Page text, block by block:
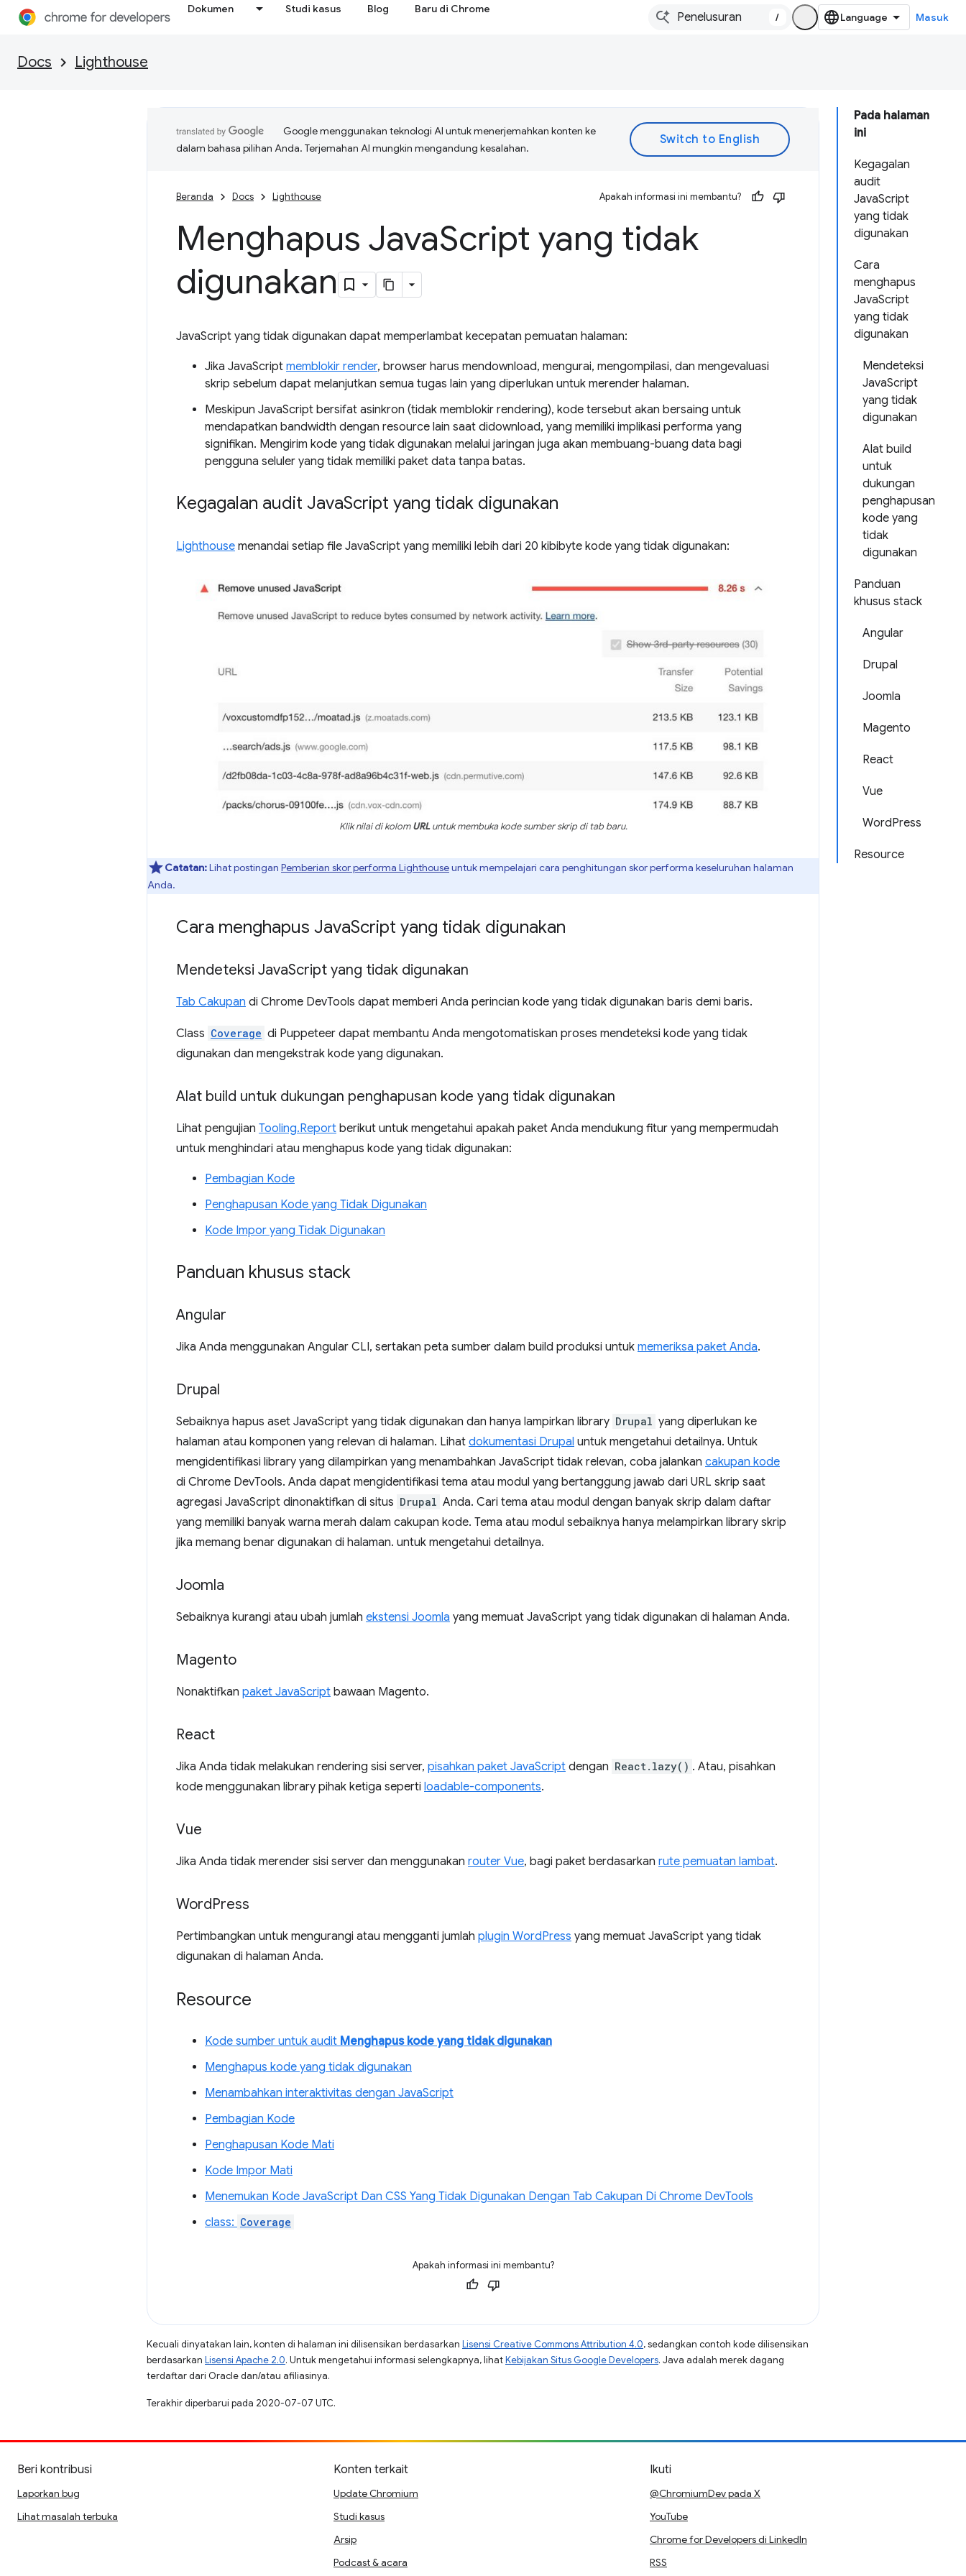
Dokumen Studi kasus Blog Baru di Chrome
/ Masuk
Docs Lighthouse
Pada halaman
ini
Kegagalan
audit
JavaScript
yang tidak
digunakan
Cara
menghapus
JavaScript
yang tidak
digunakan
Mendeteksi
JavaScript
yang tidak
digunakan
Alat build
untuk
dukungan
penghapusan
kode yang
tidak
digunakan
Panduan
khusus stack
Angular
Drupal
Joomla
Magento
React
Vue
WordPress
Resource
Google menggunakan teknologi AI untuk menerjemahkan konten ke
dalam bahasa pilihan Anda. Terjemahan AI mungkin mengandung kesalahan.
Beranda Docs Lighthouse Apakah informasi ini membantu?
Menghapus JavaScript yang tidak
digunakan
JavaScript yang tidak digunakan dapat memperlambat kecepatan pemuatan halaman:
Jika JavaScript memblokir render, browser harus mendownload, mengurai, mengompilasi, dan mengevaluasi
skrip sebelum dapat melanjutkan semua tugas lain yang diperlukan untuk merender halaman.
Meskipun JavaScript bersifat asinkron (tidak memblokir rendering), kode tersebut akan bersaing untuk
mendapatkan bandwidth dengan resource lain saat didownload, yang memiliki implikasi performa yang
signifikan. Mengirim kode yang tidak digunakan melalui jaringan juga akan membuang-buang data bagi
pengguna seluler yang tidak memiliki paket data tanpa batas.
Kegagalan audit JavaScript yang tidak digunakan
Lighthouse menandai setiap file JavaScript yang memiliki lebih dari 20 kibibyte kode yang tidak digunakan:
Klik nilai di kolomURLuntuk membuka kode sumber skrip di tab baru.
Catatan:Lihat postingan Pemberian skor performa Lighthouseuntuk mempelajari cara penghitungan skor performa keseluruhan halaman
Anda.
Cara menghapus JavaScript yang tidak digunakan
Mendeteksi JavaScript yang tidak digunakan
Tab Cakupan di Chrome DevTools dapat memberi Anda perincian kode yang tidak digunakan baris demi baris.
Class Coverage di Puppeteer dapat membantu Anda mengotomatiskan proses mendeteksi kode yang tidak
digunakan dan mengekstrak kode yang digunakan.
Alat build untuk dukungan penghapusan kode yang tidak digunakan
Lihat pengujian Tooling.Report berikut untuk mengetahui apakah paket Anda mendukung fitur yang mempermudah
untuk menghindari atau menghapus kode yang tidak digunakan:
Pembagian Kode
Penghapusan Kode yang Tidak Digunakan
Kode Impor yang Tidak Digunakan
Panduan khusus stack
Angular
Jika Anda menggunakan Angular CLI, sertakan peta sumber dalam build produksi untuk memeriksa paket Anda.
Drupal
Sebaiknya hapus aset JavaScript yang tidak digunakan dan hanya lampirkan library Drupal yang diperlukan ke
halaman atau komponen yang relevan di halaman. Lihat dokumentasi Drupal untuk mengetahui detailnya. Untuk
mengidentifikasi library yang dilampirkan yang menambahkan JavaScript tidak relevan, coba jalankan cakupan kode
di Chrome DevTools. Anda dapat mengidentifikasi tema atau modul yang bertanggung jawab dari URL skrip saat
agregasi JavaScript dinonaktifkan di situs Drupal Anda. Cari tema atau modul dengan banyak skrip dalam daftar
yang memiliki banyak warna merah dalam cakupan kode. Tema atau modul sebaiknya hanya melampirkan library skrip
jika memang benar digunakan di halaman. untuk mengetahui detailnya.
Joomla
Sebaiknya kurangi atau ubah jumlah ekstensi Joomla yang memuat JavaScript yang tidak digunakan di halaman Anda.
Magento
Nonaktifkan paket JavaScript bawaan Magento.
React
Jika Anda tidak melakukan rendering sisi server, pisahkan paket JavaScript dengan React.lazy() . Atau, pisahkan
kode menggunakan library pihak ketiga seperti loadable-components.
Vue
Jika Anda tidak merender sisi server dan menggunakan router Vue, bagi paket berdasarkan rute pemuatan lambat.
WordPress
Pertimbangkan untuk mengurangi atau mengganti jumlah plugin WordPress yang memuat JavaScript yang tidak
digunakan di halaman Anda.
Resource
Kode sumber untuk audit Menghapus kode yang tidak digunakan
Menghapus kode yang tidak digunakan
Menambahkan interaktivitas dengan JavaScript
Pembagian Kode
Penghapusan Kode Mati
Kode Impor Mati
Menemukan Kode JavaScript Dan CSS Yang Tidak Digunakan Dengan Tab Cakupan Di Chrome DevTools
class: Coverage
Apakah informasi ini membantu?
Kecuali dinyatakan lain, konten di halaman ini dilisensikan berdasarkan Lisensi Creative Commons Attribution 4.0, sedangkan contoh kode dilisensikan
berdasarkan Lisensi Apache 2.0. Untuk mengetahui informasi selengkapnya, lihatKebijakan Situs Google Developers. Java adalah merek dagang
terdaftar dari Oracle dan/atau afiliasinya.
Terakhir diperbarui pada 2020-07-07 UTC.
Beri kontribusi
Laporkan bug
Lihat masalah terbuka
Konten terkait
Update Chromium
Studi kasus
Arsip
Podcast & acara
Ikuti
@ChromiumDev pada X
YouTube
Chrome for Developers di LinkedIn
RSS